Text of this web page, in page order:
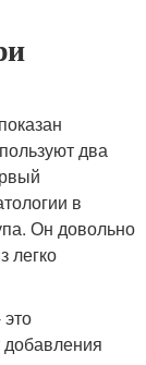
два
в
Он довольно
легко
добавления